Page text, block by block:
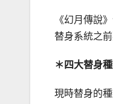
《幻月傳說
替身系統之
＊四大替身
現時替身的